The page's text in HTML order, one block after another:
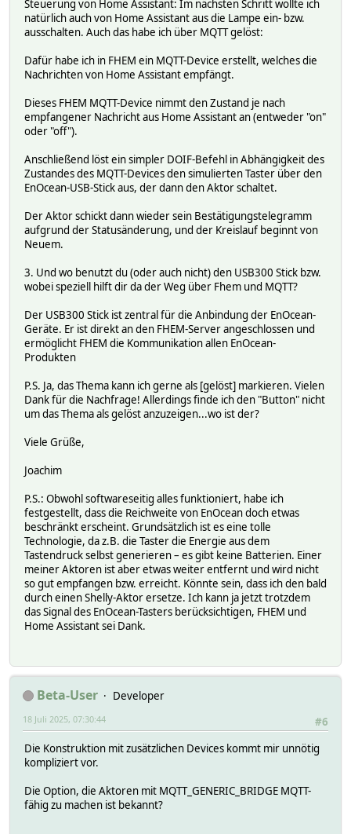
Steuerung von Home Assistant: Im nächsten Schritt wollte ich
natürlich auch von Home Assistant aus die Lampe ein- bzw.
ausschalten. Auch das habe ich über MQTT gelöst:
Dafür habe ich in FHEM ein MQTT-Device erstellt, welches die
Nachrichten von Home Assistant empfängt.
Dieses FHEM MQTT-Device nimmt den Zustand je nach
empfangener Nachricht aus Home Assistant an (entweder "on"
oder "off").
Anschließend löst ein simpler DOIF-Befehl in Abhängigkeit des
Zustandes des MQTT-Devices den simulierten Taster über den
EnOcean-USB-Stick aus, der dann den Aktor schaltet.
Der Aktor schickt dann wieder sein Bestätigungstelegramm
aufgrund der Statusänderung, und der Kreislauf beginnt von
Neuem.
3. Und wo benutzt du (oder auch nicht) den USB300 Stick bzw.
wobei speziell hilft dir da der Weg über Fhem und MQTT?
Der USB300 Stick ist zentral für die Anbindung der EnOcean-
Geräte. Er ist direkt an den FHEM-Server angeschlossen und
ermöglicht FHEM die Kommunikation allen EnOcean-
Produkten
P.S. Ja, das Thema kann ich gerne als [gelöst] markieren. Vielen
Dank für die Nachfrage! Allerdings finde ich den "Button" nicht
um das Thema als gelöst anzuzeigen...wo ist der?
Viele Grüße,
Joachim
P.S.: Obwohl softwareseitig alles funktioniert, habe ich
festgestellt, dass die Reichweite von EnOcean doch etwas
beschränkt erscheint. Grundsätzlich ist es eine tolle
Technologie, da z.B. die Taster die Energie aus dem
Tastendruck selbst generieren – es gibt keine Batterien. Einer
meiner Aktoren ist aber etwas weiter entfernt und wird nicht
so gut empfangen bzw. erreicht. Könnte sein, dass ich den bald
durch einen Shelly-Aktor ersetze. Ich kann ja jetzt trotzdem
das Signal des EnOcean-Tasters berücksichtigen, FHEM und
Home Assistant sei Dank.
Beta-User
Developer
#6
18 Juli 2025, 07:30:44
Die Konstruktion mit zusätzlichen Devices kommt mir unnötig
kompliziert vor.
Die Option, die Aktoren mit MQTT_GENERIC_BRIDGE MQTT-
fähig zu machen ist bekannt?